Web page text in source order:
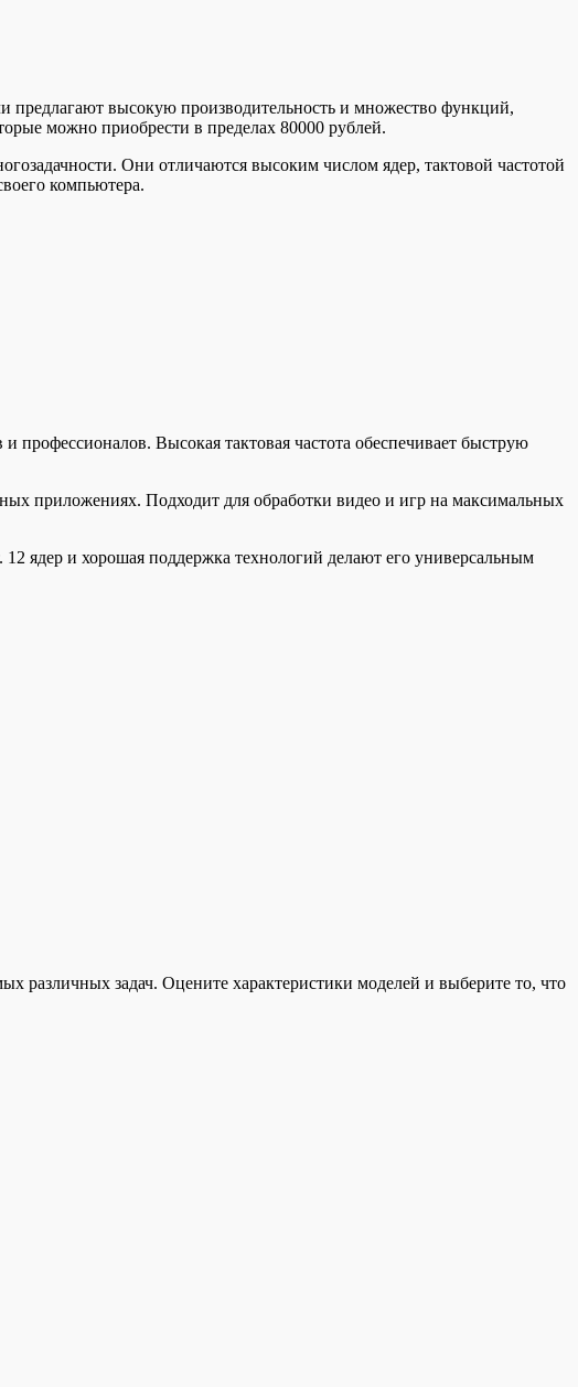
высокую производительность и множество функций,
можно приобрести в пределах 80000 рублей.
Они отличаются высоким числом ядер, тактовой частотой
компьютера.
профессионалов. Высокая тактовая частота обеспечивает быструю
приложениях. Подходит для обработки видео и игр на максимальных
ядер и хорошая поддержка технологий делают его универсальным
различных задач. Оцените характеристики моделей и выберите то, что